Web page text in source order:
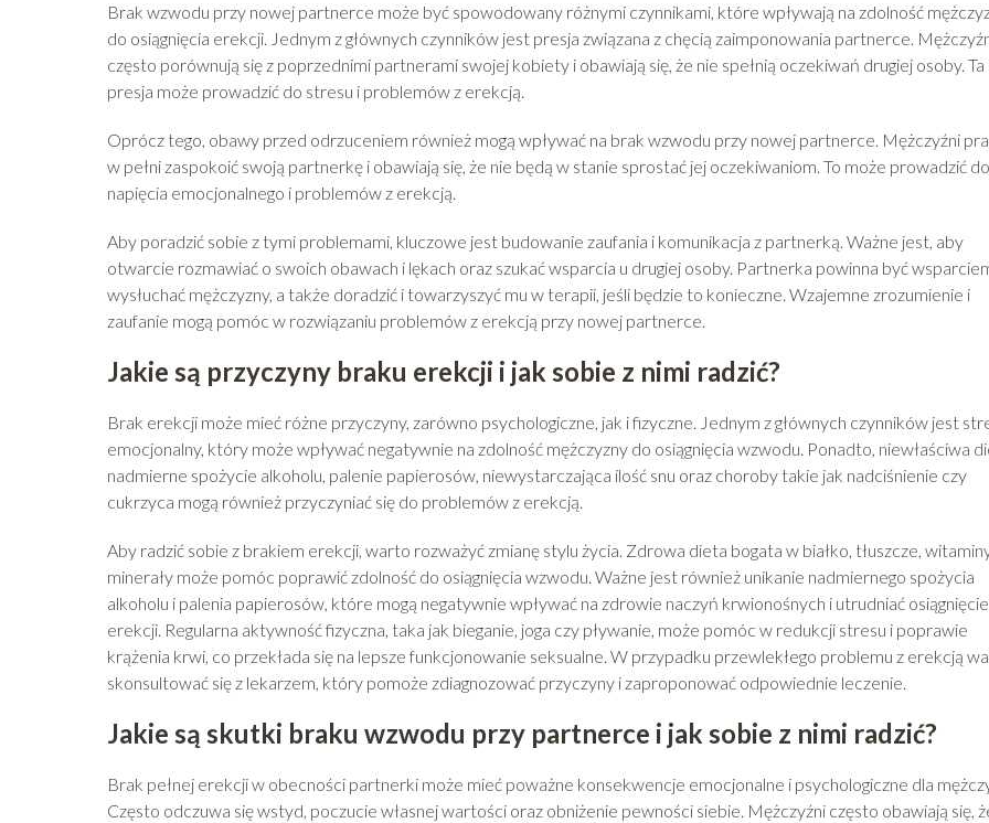
Brak wzwodu przy nowej partnerce może być spowodowany różnymi czynnikami, które wpływają na zdolność
do osiągnięcia erekcji. Jednym z głównych czynników jest presja związana z chęcią zaimponowania partnerce.
często porównują się z poprzednimi partnerami swojej kobiety i obawiają się, że nie spełnią oczekiwań drugiej osoby. Ta
presja może prowadzić do stresu i problemów z erekcją.
Oprócz tego, obawy przed odrzuceniem również mogą wpływać na brak wzwodu przy nowej partnerce. Mężczyźni
w pełni zaspokoić swoją partnerkę i obawiają się, że nie będą w stanie sprostać jej oczekiwaniom. To może prowadzić do
napięcia emocjonalnego i problemów z erekcją.
Aby poradzić sobie z tymi problemami, kluczowe jest budowanie zaufania i komunikacja z partnerką. Ważne jest, aby
otwarcie rozmawiać o swoich obawach i lękach oraz szukać wsparcia u drugiej osoby. Partnerka powinna być
wysłuchać mężczyzny, a także doradzić i towarzyszyć mu w terapii, jeśli będzie to konieczne. Wzajemne zrozumienie i
zaufanie mogą pomóc w rozwiązaniu problemów z erekcją przy nowej partnerce.
Jakie są przyczyny braku erekcji i jak sobie z nimi radzić?
Brak erekcji może mieć różne przyczyny, zarówno psychologiczne, jak i fizyczne. Jednym z głównych czynników jest
emocjonalny, który może wpływać negatywnie na zdolność mężczyzny do osiągnięcia wzwodu. Ponadto, niewłaściwa
nadmierne spożycie alkoholu, palenie papierosów, niewystarczająca ilość snu oraz choroby takie jak nadciśnienie czy
cukrzyca mogą również przyczyniać się do problemów z erekcją.
Aby radzić sobie z brakiem erekcji, warto rozważyć zmianę stylu życia. Zdrowa dieta bogata w białko, tłuszcze,
minerały może pomóc poprawić zdolność do osiągnięcia wzwodu. Ważne jest również unikanie nadmiernego spożycia
alkoholu i palenia papierosów, które mogą negatywnie wpływać na zdrowie naczyń krwionośnych i utrudniać osiągnięcie
erekcji. Regularna aktywność fizyczna, taka jak bieganie, joga czy pływanie, może pomóc w redukcji stresu i poprawie
krążenia krwi, co przekłada się na lepsze funkcjonowanie seksualne. W przypadku przewlekłego problemu z erekcją
skonsultować się z lekarzem, który pomoże zdiagnozować przyczyny i zaproponować odpowiednie leczenie.
Jakie są skutki braku wzwodu przy partnerce i jak sobie z nimi radzić?
Brak pełnej erekcji w obecności partnerki może mieć poważne konsekwencje emocjonalne i psychologiczne dla
Często odczuwa się wstyd, poczucie własnej wartości oraz obniżenie pewności siebie. Mężczyźni często obawiają się,